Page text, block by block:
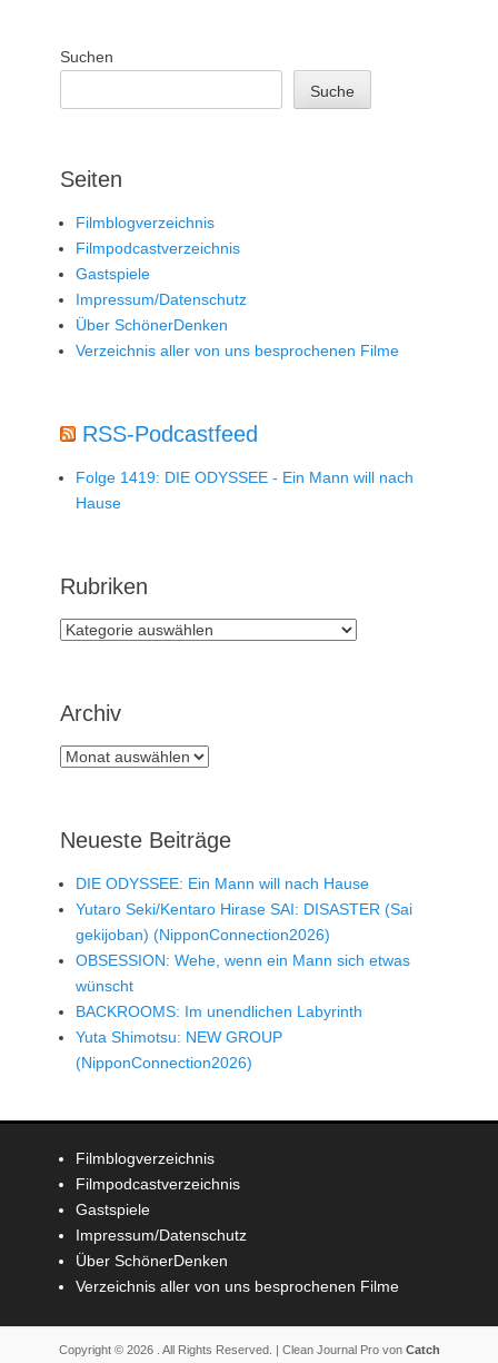
Suchen
Suche
Seiten
Filmblogverzeichnis
Filmpodcastverzeichnis
Gastspiele
Impressum/Datenschutz
Über SchönerDenken
Verzeichnis aller von uns besprochenen Filme
RSS-Podcastfeed
Folge 1419: DIE ODYSSEE - Ein Mann will nach
Hause
Rubriken
Rubriken
Archiv
Archiv
Neueste Beiträge
DIE ODYSSEE: Ein Mann will nach Hause
Yutaro Seki/Kentaro Hirase SAI: DISASTER (Sai
gekijoban) (NipponConnection2026)
OBSESSION: Wehe, wenn ein Mann sich etwas
wünscht
BACKROOMS: Im unendlichen Labyrinth
Yuta Shimotsu: NEW GROUP
(NipponConnection2026)
Filmblogverzeichnis
Filmpodcastverzeichnis
Gastspiele
Impressum/Datenschutz
Über SchönerDenken
Verzeichnis aller von uns besprochenen Filme
Copyright © 2026 . All Rights Reserved. | Clean Journal Pro von Catch